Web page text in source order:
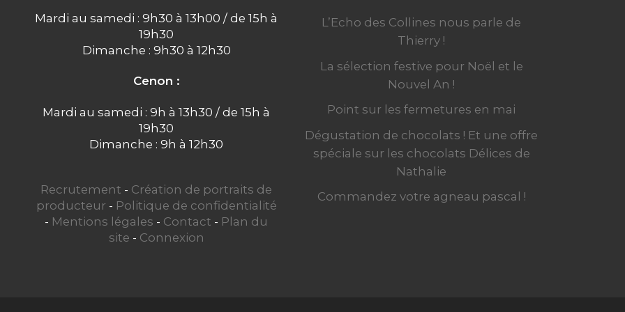
Mardi au samedi : 9h30 à 13h00 / de 15h à
19h30
Dimanche : 9h30 à 12h30
Cenon :
Mardi au samedi : 9h à 13h30 / de 15h à
19h30
Dimanche : 9h à 12h30
Recrutement - Création de portraits de
producteur - Politique de confidentialité
- Mentions légales - Contact - Plan du
site - Connexion
L’Echo des Collines nous parle de
Thierry !
La sélection festive pour Noël et le
Nouvel An !
Point sur les fermetures en mai
Dégustation de chocolats ! Et une offre
spéciale sur les chocolats Délices de
Nathalie
Commandez votre agneau pascal !